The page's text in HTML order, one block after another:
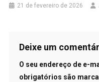
21 de fevereiro de 2026
Deixe um
O seu endereço de e-
obrigatórios são